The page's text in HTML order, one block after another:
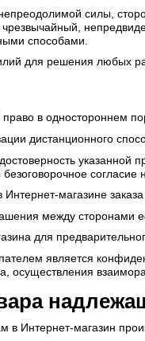
силы,
способами.
для решения любых
в одностороннем
дистанционного
достоверность
магазине
между сторонами
для
является
осуществления
в Интернет-магазин